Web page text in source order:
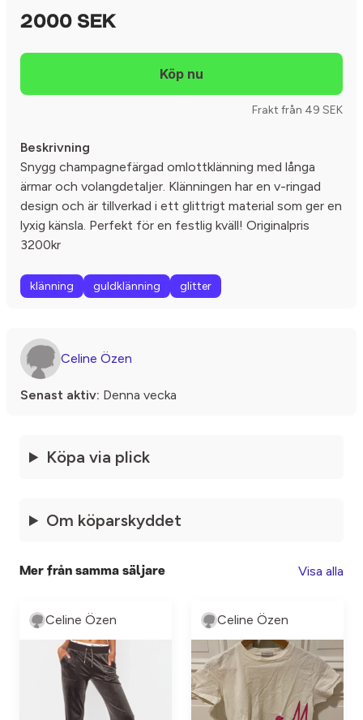
2000 SEK
Frakt från 49 SEK
Beskrivning
Snygg champagnefärgad omlottklänning med långa
ärmar och volangdetaljer. Klänningen har en v-ringad
design och är tillverkad i ett glittrigt material som ger en
lyxig känsla. Perfekt för en festlig kväll! Originalpris
3200kr
klänning guldklänning glitter
Celine Özen
Senast aktiv: Denna vecka
Köpa via plick
Om köparskyddet
Mer från samma säljare Visa alla
Celine Özen Celine Özen